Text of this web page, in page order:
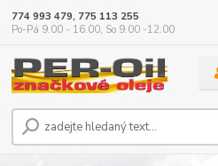
774 993 479, 775 113 255
Po-Pá 9.00 - 16.00, So 9.00 -12.00